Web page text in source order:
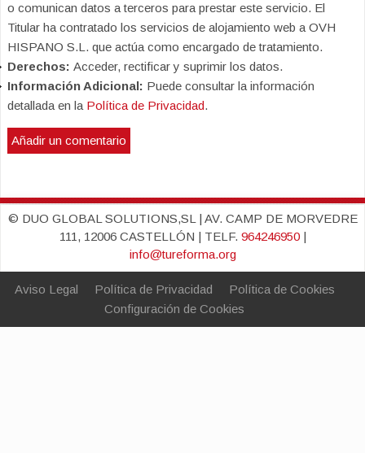
o comunican datos a terceros para prestar este servicio. El
Titular ha contratado los servicios de alojamiento web a OVH
HISPANO S.L. que actúa como encargado de tratamiento.
Derechos: Acceder, rectificar y suprimir los datos.
Información Adicional: Puede consultar la información
detallada en la Política de Privacidad.
© DUO GLOBAL SOLUTIONS,SL | AV. CAMP DE MORVEDRE
111, 12006 CASTELLÓN | TELF. 964246950|
info@tureforma.org
Aviso Legal Política de Privacidad
Política de Cookies
Configuración de Cookies